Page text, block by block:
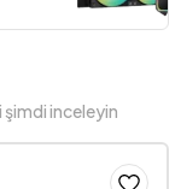
şimdi inceleyin